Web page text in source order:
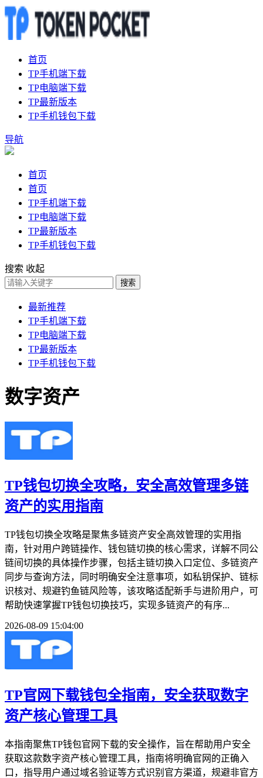
首页
TP手机端下载
TP电脑端下载
TP最新版本
TP手机钱包下载
导航
首页
首页
TP手机端下载
TP电脑端下载
TP最新版本
TP手机钱包下载
搜索 收起
搜索
最新推荐
TP手机端下载
TP电脑端下载
TP最新版本
TP手机钱包下载
数字资产
TP钱包切换全攻略，安全高效管理多链
资产的实用指南
TP钱包切换全攻略是聚焦多链资产安全高效管理的实用指
南，针对用户跨链操作、钱包链切换的核心需求，详解不同公
链间切换的具体操作步骤，包括主链切换入口定位、多链资产
同步与查询方法，同时明确安全注意事项，如私钥保护、链标
识核对、规避钓鱼链风险等，该攻略适配新手与进阶用户，可
帮助快速掌握TP钱包切换技巧，实现多链资产的有序...
2026-08-09 15:04:00
TP官网下载钱包全指南，安全获取数字
资产核心管理工具
本指南聚焦TP钱包官网下载的安全操作，旨在帮助用户安全
获取这款数字资产核心管理工具，指南将明确官网的正确入
口，指导用户通过域名验证等方式识别官方渠道，规避非官方